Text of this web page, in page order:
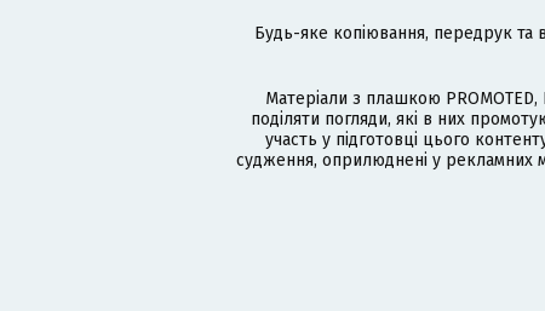
Будь-яке копіювання, передрук та
Матеріали з плашкою
поділяти погляди, які в них
участь у підготовці цього
судження, оприлюднені у рекламних